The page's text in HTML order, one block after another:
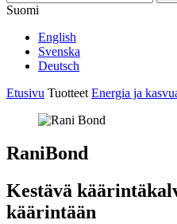
Suomi
English
Svenska
Deutsch
Etusivu Tuotteet Energia ja
RaniBond
Kestävä
käärintään